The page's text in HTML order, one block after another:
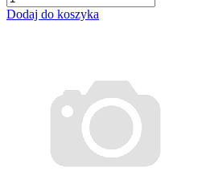
Dodaj do koszyka